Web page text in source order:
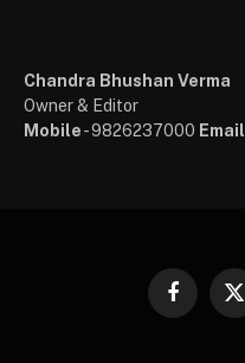
Chandra Bhushan Verma
Owner & Editor
Mobile- 9826237000 Email
Facebook
X